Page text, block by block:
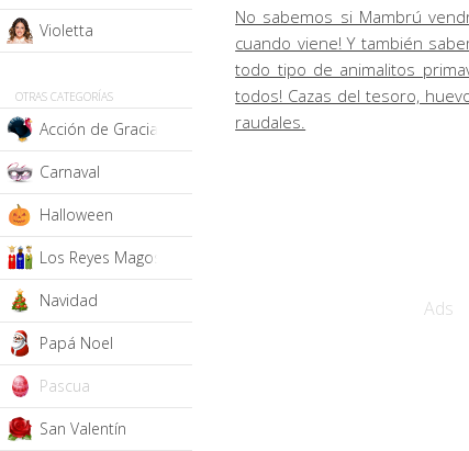
Violetta
OTRAS CATEGORÍAS
Acción de Gracias
Carnaval
Halloween
Los Reyes Magos
Navidad
Papá Noel
Pascua
San Valentín
No sabemos si Mambrú
cuando viene! Y también
todo tipo de animalitos
todos! Cazas del tesoro,
raudales.
Ads